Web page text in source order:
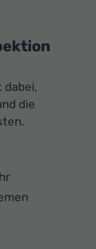
dabei,
die